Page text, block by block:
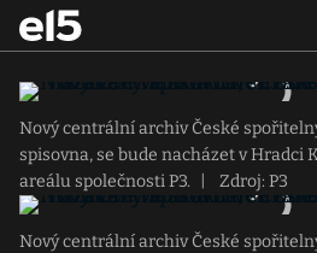
Nový centrální archiv České
spisovna, se bude nacházet v Hradci
areálu společnosti P3.
Zdroj: P3
Nový centrální archiv České